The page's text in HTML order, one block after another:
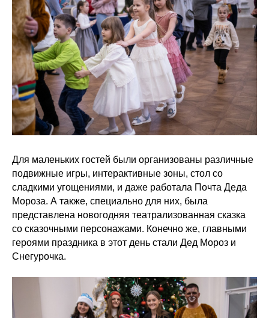
Для маленьких гостей были организованы различные
подвижные игры, интерактивные зоны, стол со
сладкими угощениями, и даже работала Почта Деда
Мороза. А также, специально для них, была
представлена новогодняя театрализованная сказка
со сказочными персонажами. Конечно же, главными
героями праздника в этот день стали Дед Мороз и
Снегурочка.